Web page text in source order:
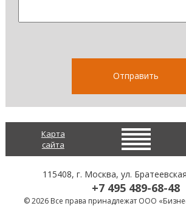
Карта
сайта
115408, г. Москва,ул.
+7 495 489-68-48
© 2026 Все права принадлежат ООО